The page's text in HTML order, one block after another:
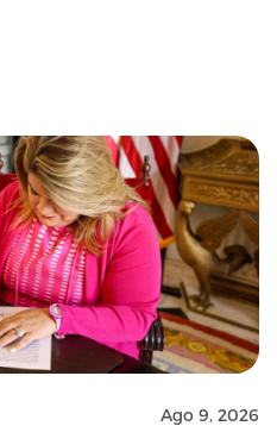
Ago 9, 2026